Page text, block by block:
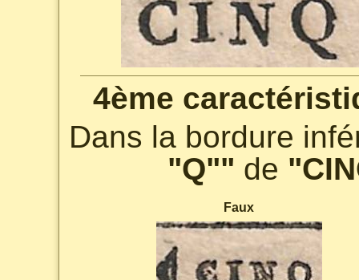
4ème
Dans la bordure
"Q"" de
Faux